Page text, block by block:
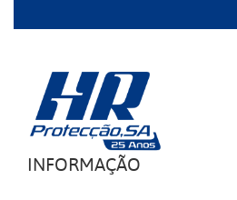
INFORMAÇÃO